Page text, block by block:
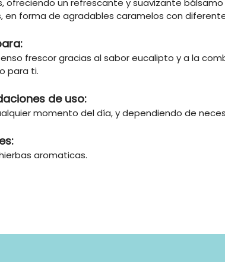
ofreciendo un refrescante y suavizante
en forma de agradables caramelos con
frescor gracias al sabor eucalipto y a la
para ti.
de uso:
momento del día, y dependiendo de
hierbas aromaticas.